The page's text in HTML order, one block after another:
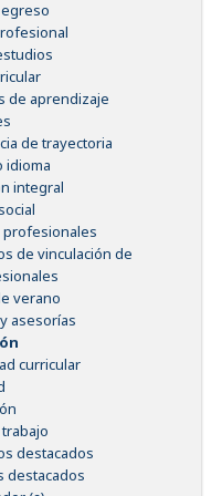
de aprendizaje
de trayectoria
idioma
integral
profesionales
de vinculación de
verano
asesorías
curricular
destacados
destacados